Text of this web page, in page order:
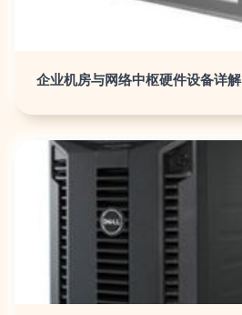
企业机房与网络中枢硬件设备详解